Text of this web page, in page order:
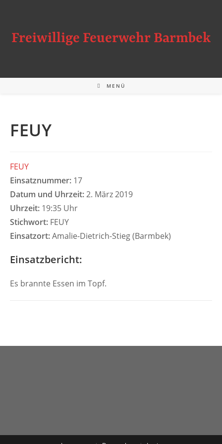
springen
Freiwillige Feuerwehr Barmbek
MENÜ
FEUY
FEUY
Einsatznummer: 17
Datum und Uhrzeit:2. März 2019
Uhrzeit: 19:35 Uhr
Stichwort: FEUY
Einsatzort:Amalie-Dietrich-Stieg (Barmbek)
Einsatzbericht:
Es brannte Essen im Topf.